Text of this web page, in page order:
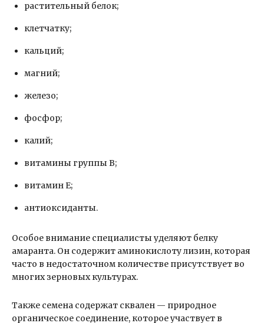
растительный белок;
клетчатку;
кальций;
магний;
железо;
фосфор;
калий;
витамины группы В;
витамин Е;
антиоксиданты.
Особое внимание специалисты уделяют белку
амаранта. Он содержит аминокислоту лизин, которая
часто в недостаточном количестве присутствует во
многих зерновых культурах.
Также семена содержат сквален — природное
органическое соединение, которое участвует в